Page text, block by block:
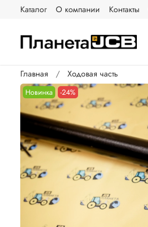
Каталог О компании Контакты
Главная Ходовая часть
Новинка -24%